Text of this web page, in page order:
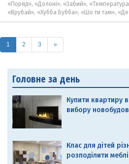
«Поряд», «Долоні», «Забий»,
«Врубай», «Хубба Бубба», «Шо ти там»,
1 (current)
2 3 »
Головне за день
Купити квартиру
вибору
Клас для дітей
розподілити